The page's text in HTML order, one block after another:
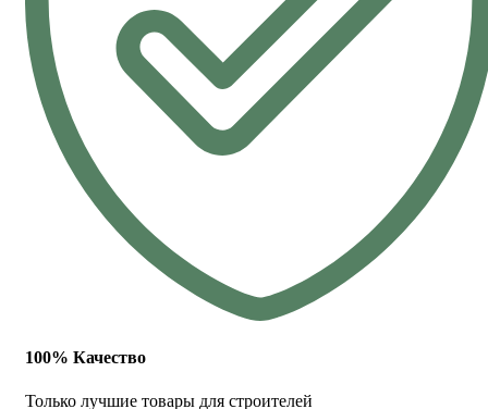
100% Качество
Только лучшие товары для строителей